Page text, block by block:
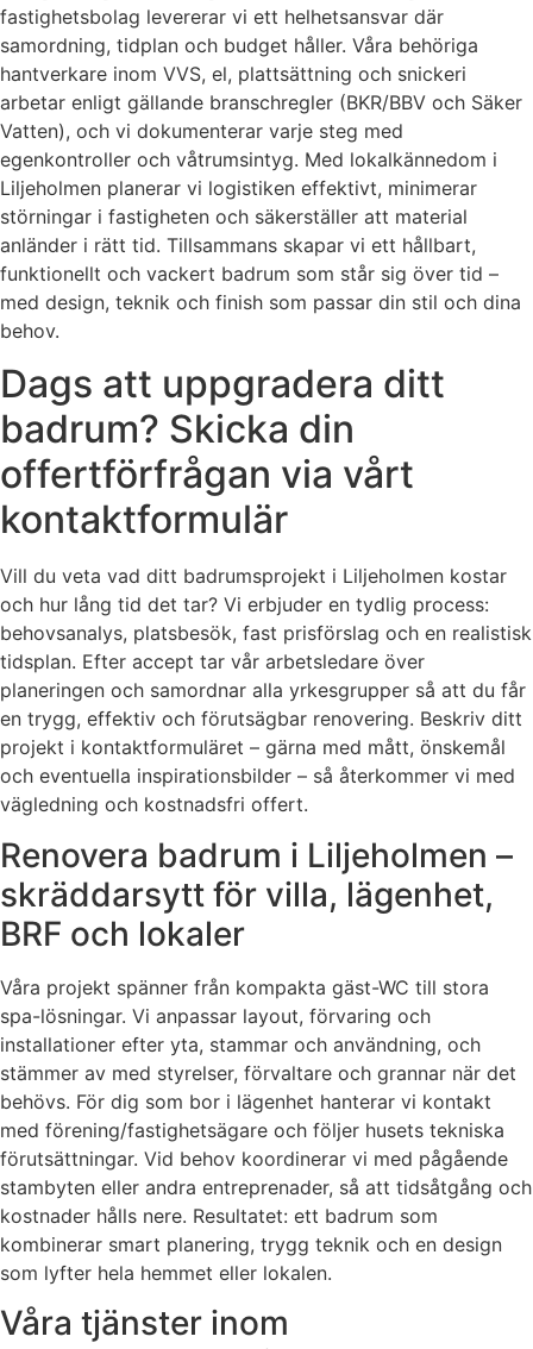
fastighetsbolag levererar vi ett helhetsansvar där
samordning, tidplan och budget håller. Våra behöriga
hantverkare inom VVS, el, plattsättning och snickeri
arbetar enligt gällande branschregler (BKR/BBV och Säker
Vatten), och vi dokumenterar varje steg med
egenkontroller och våtrumsintyg. Med lokalkännedom i
Liljeholmen planerar vi logistiken effektivt, minimerar
störningar i fastigheten och säkerställer att material
anländer i rätt tid. Tillsammans skapar vi ett hållbart,
funktionellt och vackert badrum som står sig över tid –
med design, teknik och finish som passar din stil och dina
behov.
Dags att uppgradera ditt
badrum? Skicka din
offertförfrågan via vårt
kontaktformulär
Vill du veta vad ditt badrumsprojekt i Liljeholmen kostar
och hur lång tid det tar? Vi erbjuder en tydlig process:
behovsanalys, platsbesök, fast prisförslag och en realistisk
tidsplan. Efter accept tar vår arbetsledare över
planeringen och samordnar alla yrkesgrupper så att du får
en trygg, effektiv och förutsägbar renovering. Beskriv ditt
projekt i kontaktformuläret – gärna med mått, önskemål
och eventuella inspirationsbilder – så återkommer vi med
vägledning och kostnadsfri offert.
Renovera badrum i Liljeholmen –
skräddarsytt för villa, lägenhet,
BRF och lokaler
Våra projekt spänner från kompakta gäst-WC till stora
spa-lösningar. Vi anpassar layout, förvaring och
installationer efter yta, stammar och användning, och
stämmer av med styrelser, förvaltare och grannar när det
behövs. För dig som bor i lägenhet hanterar vi kontakt
med förening/fastighetsägare och följer husets tekniska
förutsättningar. Vid behov koordinerar vi med pågående
stambyten eller andra entreprenader, så att tidsåtgång och
kostnader hålls nere. Resultatet: ett badrum som
kombinerar smart planering, trygg teknik och en design
som lyfter hela hemmet eller lokalen.
Våra tjänster inom